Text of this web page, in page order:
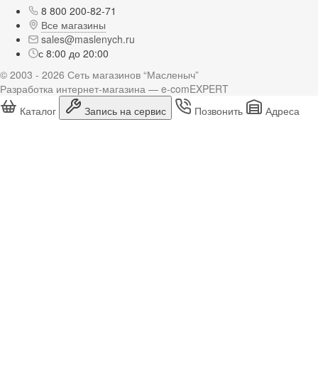
8 800 200-82-71
Все магазины
sales@maslenych.ru
с 8:00 до 20:00
© 2003 - 2026 Сеть магазинов “Масленыч”
Разработка интернет-магазина — e-comEXPERT
Каталог
Запись на сервис Позвонить Адреса